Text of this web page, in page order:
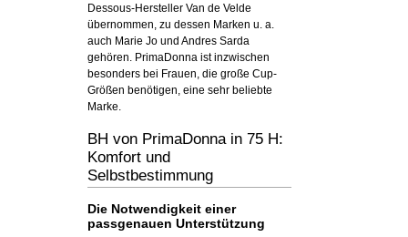
Dessous-Hersteller Van de Velde
übernommen, zu dessen Marken u. a.
auch Marie Jo und Andres Sarda
gehören. PrimaDonna ist inzwischen
besonders bei Frauen, die große Cup-
Größen benötigen, eine sehr beliebte
Marke.
BH von PrimaDonna in 75 H:
Komfort und
Selbstbestimmung
Die Notwendigkeit einer
passgenauen Unterstützung